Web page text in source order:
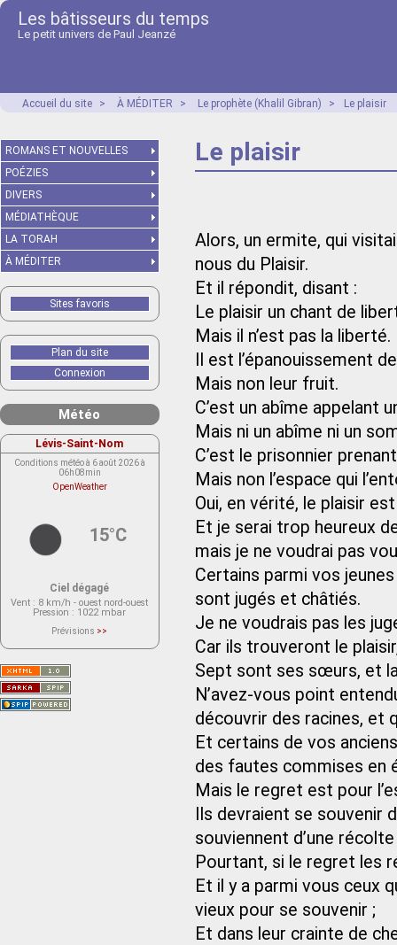
Les bâtisseurs du temps
Le petit univers de Paul Jeanzé
Accueil du site > À MÉDITER > Le prophète (Khalil Gibran) > Le plaisir
Le plaisir
Alors, un ermite, qui
nous du Plaisir.
Et il répondit, disant :
Le plaisir un chant de
Mais il n’est pas la liberté.
Il est l’épanouissement
Mais non leur fruit.
C’est un abîme appelant
Mais ni un abîme ni un
C’est le prisonnier
Mais non l’espace qui
Oui, en vérité, le plaisir
Et je serai trop heureux
mais je ne voudrai pas
Certains parmi vos
sont jugés et châtiés.
Je ne voudrais pas les
Car ils trouveront le
Sept sont ses sœurs, et
N’avez-vous point
découvrir des racines, et
Et certains de vos
des fautes commises en
Mais le regret est pour
Ils devraient se souvenir
souviennent d’une récolte
Pourtant, si le regret les
Et il y a parmi vous ceux
vieux pour se souvenir ;
Et dans leur crainte de
ROMANS ET NOUVELLES
POÉZIES
DIVERS
MÉDIATHÈQUE
LA TORAH
À MÉDITER
Sites favoris
Plan du site
Connexion
Météo
Lévis-Saint-Nom
Conditions météo à 6 août 2026 à
06h08min
OpenWeather
15°C
Ciel dégagé
Vent : 8 km/h - ouest nord-ouest
Pression : 1022 mbar
Prévisions >>
actuellement aucune prévision
Saint-Nom.
Veuillez consulter le message du
service ci-dessous.
(401 - Invalid API key. Please see
https://openweathermap.org/faq#error401